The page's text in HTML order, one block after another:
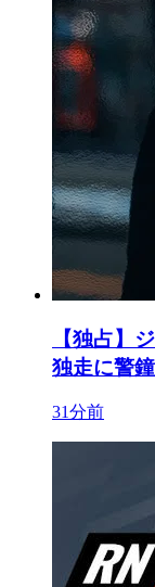
【独占】
独走に警
31分前